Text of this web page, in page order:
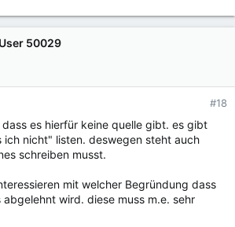
50029
#18
es hierfür keine quelle gibt. es gibt
ich nicht" listen. deswegen steht auch
schreiben musst.
mit welcher Begründung dass
abgelehnt wird. diese muss m.e. sehr